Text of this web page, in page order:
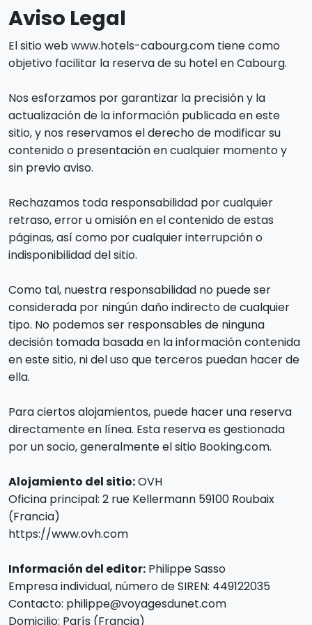
Aviso Legal
El sitio web www.hotels-cabourg.com tiene como
objetivo facilitar la reserva de su hotel en Cabourg.
Nos esforzamos por garantizar la precisión y la
actualización de la información publicada en este
sitio, y nos reservamos el derecho de modificar su
contenido o presentación en cualquier momento y
sin previo aviso.
Rechazamos toda responsabilidad por cualquier
retraso, error u omisión en el contenido de estas
páginas, así como por cualquier interrupción o
indisponibilidad del sitio.
Como tal, nuestra responsabilidad no puede ser
considerada por ningún daño indirecto de cualquier
tipo. No podemos ser responsables de ninguna
decisión tomada basada en la información contenida
en este sitio, ni del uso que terceros puedan hacer de
ella.
Para ciertos alojamientos, puede hacer una reserva
directamente en línea. Esta reserva es gestionada
por un socio, generalmente el sitio Booking.com.
Alojamiento del sitio:OVH
Oficina principal: 2 rue Kellermann 59100 Roubaix
(Francia)
https://www.ovh.com
Información del editor: Philippe Sasso
Empresa individual, número de SIREN: 449122035
Contacto: philippe@voyagesdunet.com
Domicilio: París (Francia)